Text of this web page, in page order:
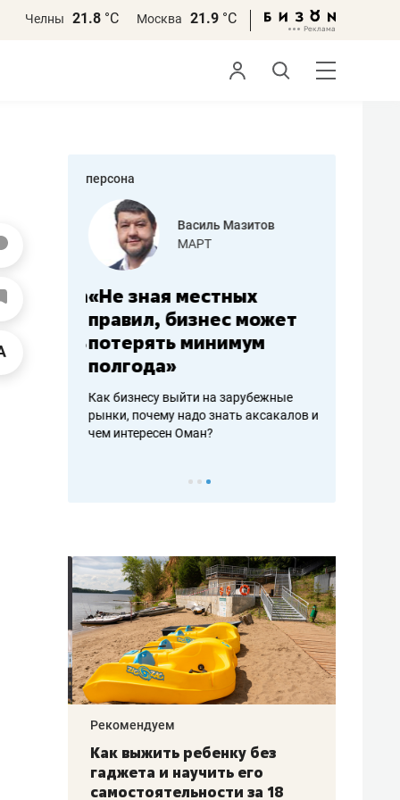
Челны 21.8 °С Москва 21.9 °С
персона
работа
Василь Мазитов
МАРТ
«Не зная местных
правил, бизнес может
потерять минимум
полгода»
Как бизнесу выйти на зарубежные
рынки, почему надо знать аксакалов и
чем интересен Оман?
–
Рекомендуем
Как выжить ребенку без
гаджета и научить его
самостоятельности за 18